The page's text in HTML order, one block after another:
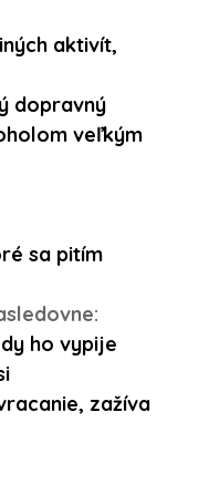
aktivít,
dopravný
veľkým
sa pitím
ho vypije
zažíva